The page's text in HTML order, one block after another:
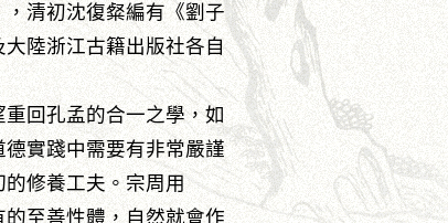
清初沈復粲編有《劉子
陸浙江古籍出版社各自
回孔孟的合一之學，如
實踐中需要有非常嚴謹
修養工夫。宗周用
至善性體，自然就會作